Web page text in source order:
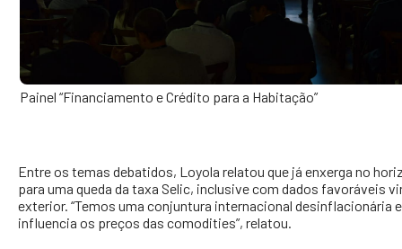
Painel “Financiamento e Crédito para a Habitação”
Entre os temas debatidos, Loyola relatou que já enxerga no
para uma queda da taxa Selic, inclusive com dados favoráveis
exterior. “Temos uma conjuntura internacional desinflacionária
influencia os preços das comodities”, relatou.